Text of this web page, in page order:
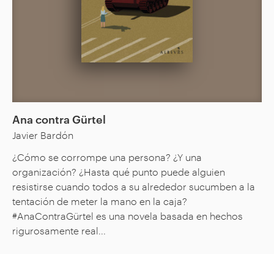
Ana contra Gürtel
Javier Bardón
¿Cómo se corrompe una persona? ¿Y una
organización? ¿Hasta qué punto puede alguien
resistirse cuando todos a su alrededor sucumben a la
tentación de meter la mano en la caja?
#AnaContraGürtel es una novela basada en hechos
rigurosamente real...